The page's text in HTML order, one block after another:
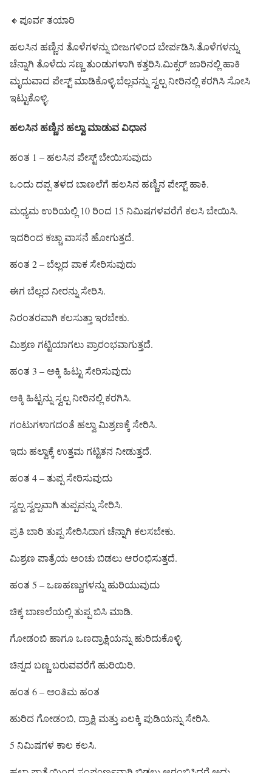
🔸ಪೂರ್ವ ತಯಾರಿ
ಹಲಸಿನ ಹಣ್ಣಿನ ತೊಳೆಗಳನ್ನು ಬೀಜಗಳಿಂದ ಬೇರ್ಪಡಿಸಿ.ತೊಳೆಗಳನ್ನು
ಚೆನ್ನಾಗಿ ತೊಳೆದು ಸಣ್ಣ ತುಂಡುಗಳಾಗಿ ಕತ್ತರಿಸಿ.ಮಿಕ್ಸರ್ ಜಾರಿನಲ್ಲಿ ಹಾಕಿ
ಮೃದುವಾದ ಪೇಸ್ಟ್ ಮಾಡಿಕೊಳ್ಳಿ.ಬೆಲ್ಲವನ್ನು ಸ್ವಲ್ಪ ನೀರಿನಲ್ಲಿ ಕರಗಿಸಿ ಸೋಸಿ
ಇಟ್ಟುಕೊಳ್ಳಿ.
ಹಲಸಿನ ಹಣ್ಣಿನ ಹಲ್ವಾ ಮಾಡುವ ವಿಧಾನ
ಹಂತ 1 – ಹಲಸಿನ ಪೇಸ್ಟ್ ಬೇಯಿಸುವುದು
ಒಂದು ದಪ್ಪ ತಳದ ಬಾಣಲೆಗೆ ಹಲಸಿನ ಹಣ್ಣಿನ ಪೇಸ್ಟ್ ಹಾಕಿ.
ಮಧ್ಯಮ ಉರಿಯಲ್ಲಿ 10 ರಿಂದ 15 ನಿಮಿಷಗಳವರೆಗೆ ಕಲಸಿ ಬೇಯಿಸಿ.
ಇದರಿಂದ ಕಚ್ಚಾ ವಾಸನೆ ಹೋಗುತ್ತದೆ.
ಹಂತ 2 – ಬೆಲ್ಲದ ಪಾಕ ಸೇರಿಸುವುದು
ಈಗ ಬೆಲ್ಲದ ನೀರನ್ನು ಸೇರಿಸಿ.
ನಿರಂತರವಾಗಿ ಕಲಸುತ್ತಾ ಇರಬೇಕು.
ಮಿಶ್ರಣ ಗಟ್ಟಿಯಾಗಲು ಪ್ರಾರಂಭವಾಗುತ್ತದೆ.
ಹಂತ 3 – ಅಕ್ಕಿ ಹಿಟ್ಟು ಸೇರಿಸುವುದು
ಅಕ್ಕಿ ಹಿಟ್ಟನ್ನು ಸ್ವಲ್ಪ ನೀರಿನಲ್ಲಿ ಕರಗಿಸಿ.
ಗಂಟುಗಳಾಗದಂತೆ ಹಲ್ವಾ ಮಿಶ್ರಣಕ್ಕೆ ಸೇರಿಸಿ.
ಇದು ಹಲ್ವಾಕ್ಕೆ ಉತ್ತಮ ಗಟ್ಟಿತನ ನೀಡುತ್ತದೆ.
ಹಂತ 4 – ತುಪ್ಪ ಸೇರಿಸುವುದು
ಸ್ವಲ್ಪ ಸ್ವಲ್ಪವಾಗಿ ತುಪ್ಪವನ್ನು ಸೇರಿಸಿ.
ಪ್ರತಿ ಬಾರಿ ತುಪ್ಪ ಸೇರಿಸಿದಾಗ ಚೆನ್ನಾಗಿ ಕಲಸಬೇಕು.
ಮಿಶ್ರಣ ಪಾತ್ರೆಯ ಅಂಚು ಬಿಡಲು ಆರಂಭಿಸುತ್ತದೆ.
ಹಂತ 5 – ಒಣಹಣ್ಣುಗಳನ್ನು ಹುರಿಯುವುದು
ಚಿಕ್ಕ ಬಾಣಲೆಯಲ್ಲಿ ತುಪ್ಪ ಬಿಸಿ ಮಾಡಿ.
ಗೋಡಂಬಿ ಹಾಗೂ ಒಣದ್ರಾಕ್ಷಿಯನ್ನು ಹುರಿದುಕೊಳ್ಳಿ.
ಚಿನ್ನದ ಬಣ್ಣ ಬರುವವರೆಗೆ ಹುರಿಯಿರಿ.
ಹಂತ 6 – ಅಂತಿಮ ಹಂತ
ಹುರಿದ ಗೋಡಂಬಿ, ದ್ರಾಕ್ಷಿ ಮತ್ತು ಏಲಕ್ಕಿ ಪುಡಿಯನ್ನು ಸೇರಿಸಿ.
5 ನಿಮಿಷಗಳ ಕಾಲ ಕಲಸಿ.